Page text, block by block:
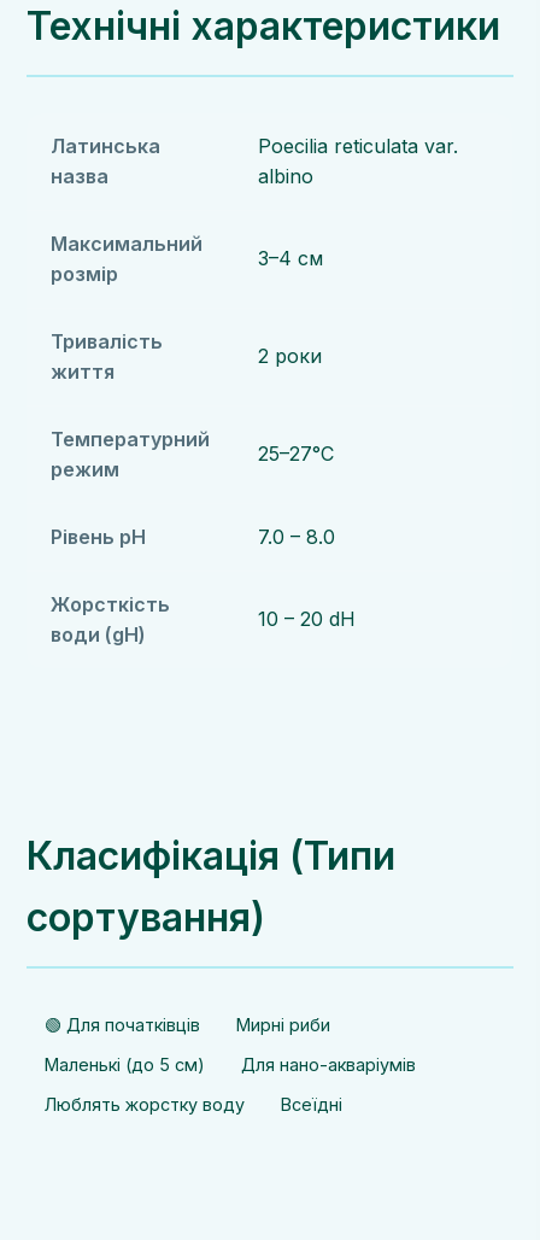
Технічні характеристики
Латинська
назва
Poecilia reticulata var.
albino
Максимальний
розмір
3–4 см
Тривалість
життя
2 роки
Температурний
режим
25–27°C
Рівень pH 7.0 – 8.0
Жорсткість
води (gH)
10 – 20 dH
Класифікація (Типи
сортування)
🟢 Для початківців
Мирні риби
Маленькі (до 5 см)
Для нано-акваріумів
Люблять жорстку воду
Всеїдні